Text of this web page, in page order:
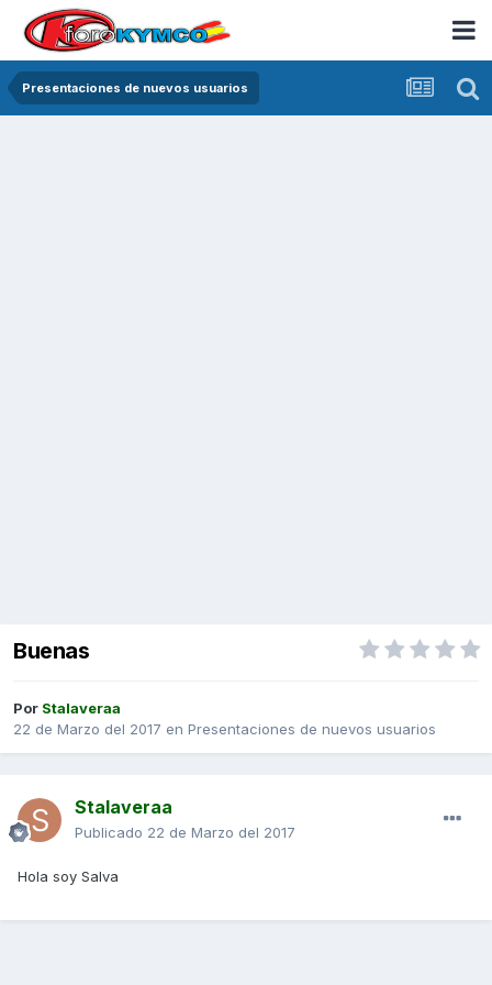
Presentaciones de nuevos usuarios
Buenas
Por Stalaveraa
22 de Marzo del 2017 en Presentaciones de nuevos usuarios
Stalaveraa
Publicado 22 de Marzo del 2017
Hola soy Salva